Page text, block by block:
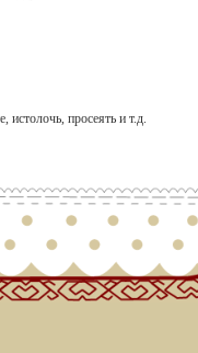
истолочь, просеять и т.д.